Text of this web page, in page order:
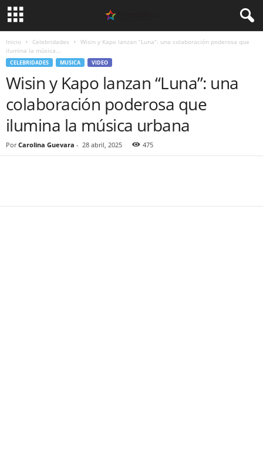
Inicio Celebridades
Wisin y Kapo lanzan “Luna”: una colaboración poderosa que
ilumina la música...
CELEBRIDADES MUSICA VIDEO
Wisin y Kapo lanzan “Luna”: una
colaboración poderosa que
ilumina la música urbana
Por Carolina Guevara - 28 abril, 2025 475